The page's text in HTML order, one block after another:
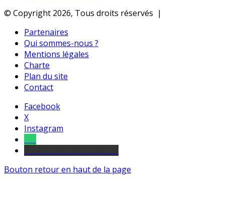
© Copyright 2026, Tous droits réservés |
Partenaires
Qui sommes-nous ?
Mentions légales
Charte
Plan du site
Contact
Facebook
X
Instagram
Bouton retour en haut de la page